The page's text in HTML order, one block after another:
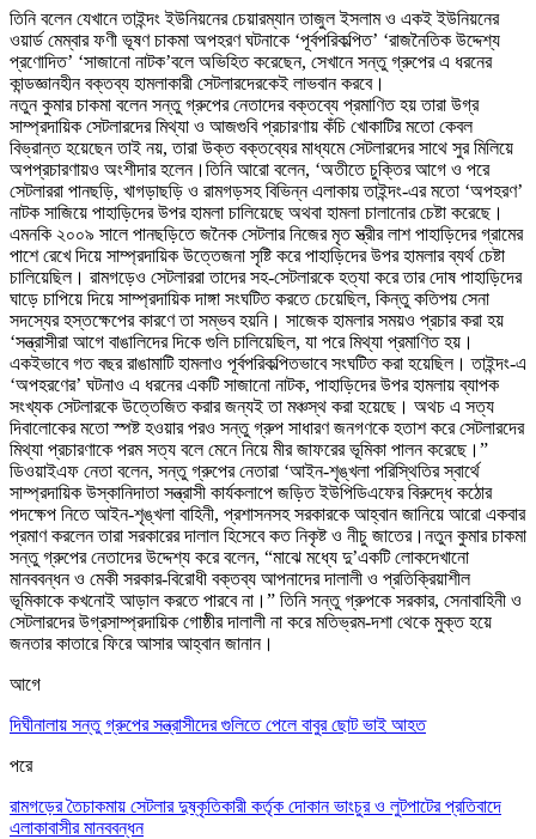
তিনি বলেন যেখানে তাইন্দং ইউনিয়নের চেয়ারম্যান তাজুল ইসলাম ও একই ইউনিয়নের
ওয়ার্ড মেম্বার ফণী ভূষণ চাকমা অপহরণ ঘটনাকে ‘পূর্বপরিকল্পিত’ ‘রাজনৈতিক উদ্দেশ্য
প্রণোদিত’ ‘সাজানো নাটক’বলে অভিহিত করেছেন, সেখানে সন্তু গ্রুপের এ ধরনের
কান্ডজ্ঞানহীন বক্তব্য হামলাকারী সেটলারদেরকেই লাভবান করবে।
নতুন কুমার চাকমা বলেন সন্তু গ্রুপের নেতাদের বক্তব্যে প্রমাণিত হয় তারা উগ্র
সাম্প্রদায়িক সেটলারদের মিথ্যা ও আজগুবি প্রচারণায় কঁচি খোকাটির মতো কেবল
বিভ্রান্ত হয়েছেন তাই নয়, তারা উক্ত বক্তব্যের মাধ্যমে সেটলারদের সাথে সুর মিলিয়ে
অপপ্রচারণায়ও অংশীদার হলেন। তিনি আরো বলেন, ‘অতীতে চুক্তির আগে ও পরে
সেটলাররা পানছড়ি, খাগড়াছড়ি ও রামগড়সহ বিভিন্ন এলাকায় তাইন্দং-এর মতো ‘অপহরণ’
নাটক সাজিয়ে পাহাড়িদের উপর হামলা চালিয়েছে অথবা হামলা চালানোর চেষ্টা করেছে।
এমনকি ২০০৯ সালে পানছড়িতে জনৈক সেটলার নিজের মৃত স্ত্রীর লাশ পাহাড়িদের গ্রামের
পাশে রেখে দিয়ে সাম্প্রদায়িক উত্তেজনা সৃষ্টি করে পাহাড়িদের উপর হামলার ব্যর্থ চেষ্টা
চালিয়েছিল। রামগড়েও সেটলাররা তাদের সহ-সেটলারকে হত্যা করে তার দোষ পাহাড়িদের
ঘাড়ে চাপিয়ে দিয়ে সাম্প্রদায়িক দাঙ্গা সংঘটিত করতে চেয়েছিল, কিন্তু কতিপয় সেনা
সদস্যের হস্তক্ষেপের কারণে তা সম্ভব হয়নি। সাজেক হামলার সময়ও প্রচার করা হয়
‘সন্ত্রাসীরা আগে বাঙালিদের দিকে গুলি চালিয়েছিল, যা পরে মিথ্যা প্রমাণিত হয়।
একইভাবে গত বছর রাঙামাটি হামলাও পূর্বপরিকল্পিতভাবে সংঘটিত করা হয়েছিল। তাইন্দং-এ
‘অপহরণের’ ঘটনাও এ ধরনের একটি সাজানো নাটক, পাহাড়িদের উপর হামলায় ব্যাপক
সংখ্যক সেটলারকে উত্তেজিত করার জন্যই তা মঞ্চস্থ করা হয়েছে। অথচ এ সত্য
দিবালোকের মতো স্পষ্ট হওয়ার পরও সন্তু গ্রুপ সাধারণ জনগণকে হতাশ করে সেটলারদের
মিথ্যা প্রচারণাকে পরম সত্য বলে মেনে নিয়ে মীর জাফরের ভূমিকা পালন করেছে।”
ডিওয়াইএফ নেতা বলেন, সন্তু গ্রুপের নেতারা ‘আইন-শৃঙ্খলা পরিস্থিতির স্বার্থে
সাম্প্রদায়িক উস্কানিদাতা সন্ত্রাসী কার্যকলাপে জড়িত ইউপিডিএফের বিরুদ্ধে কঠোর
পদক্ষেপ নিতে আইন-শৃঙ্খলা বাহিনী, প্রশাসনসহ সরকারকে আহ্বান জানিয়ে আরো একবার
প্রমাণ করলেন তারা সরকারের দালাল হিসেবে কত নিকৃষ্ট ও নীচু জাতের। নতুন কুমার চাকমা
সন্তু গ্রুপের নেতাদের উদ্দেশ্য করে বলেন, “মাঝে মধ্যে দু’একটি লোকদেখানো
মানববন্ধন ও মেকী সরকার-বিরোধী বক্তব্য আপনাদের দালালী ও প্রতিক্রিয়াশীল
ভূমিকাকে কখনোই আড়াল করতে পারবে না।” তিনি সন্তু গ্রুপকে সরকার, সেনাবাহিনী ও
সেটলারদের উগ্রসাম্প্রদায়িক গোষ্ঠীর দালালী না করে মতিভ্রম-দশা থেকে মুক্ত হয়ে
জনতার কাতারে ফিরে আসার আহ্বান জানান।
আগে
দিঘীনালায় সন্তু গ্রুপের সন্ত্রাসীদের গুলিতে পেলে বাবুর ছোট ভাই আহত
পরে
রামগড়ের তৈচাকমায় সেটলার দুষ্কৃতিকারী কর্তৃক দোকান ভাংচুর ও লুটপাটের প্রতিবাদে
এলাকাবাসীর মানববন্ধন